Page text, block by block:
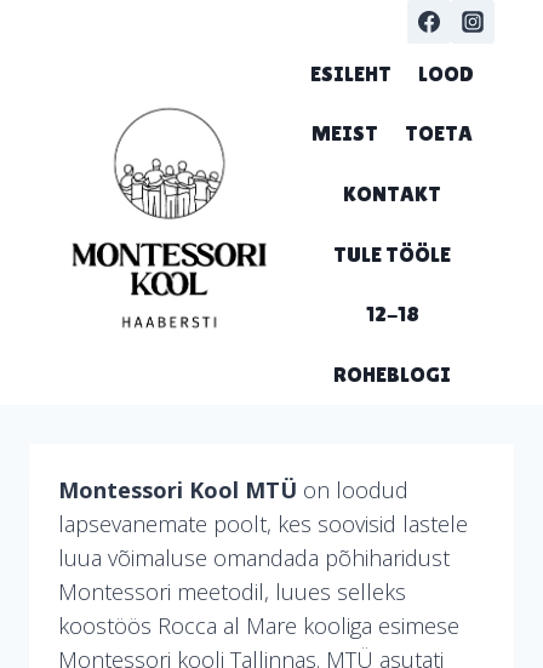
ESILEHT LOOD
MEIST TOETA
KONTAKT
TULE TÖÖLE
12-18
ROHEBLOGI
Montessori Kool MTÜ on loodud
lapsevanemate poolt, kes soovisid lastele
luua võimaluse omandada põhiharidust
Montessori meetodil, luues selleks
koostöös Rocca al Mare kooliga esimese
Montessori kooli Tallinnas. MTÜ asutati